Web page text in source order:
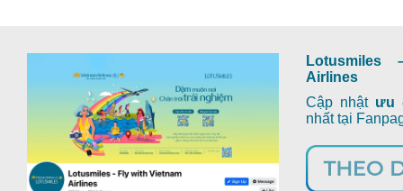
Lotusmiles
Airlines
Cập nhật ưu
nhất tại